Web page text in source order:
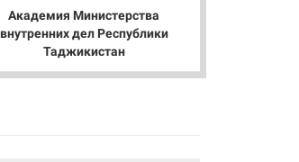
Академия Министерства
внутренних дел Республики
Таджикистан